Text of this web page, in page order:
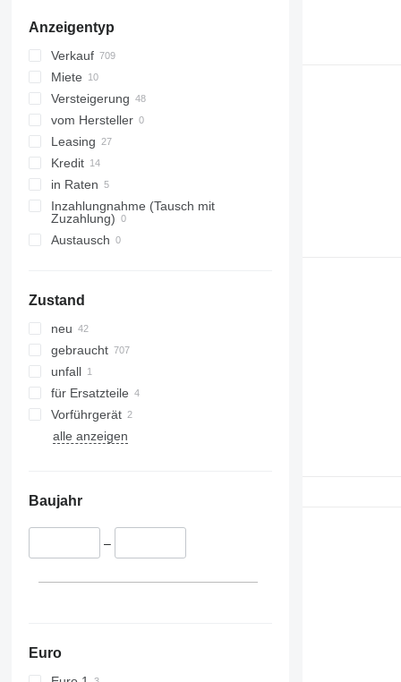
Anzeigentyp
Verkauf
Miete
Versteigerung
vom Hersteller
Leasing
Kredit
in Raten
Inzahlungnahme (Tausch mit
Zuzahlung)
Austausch
Zustand
neu
gebraucht
unfall
für Ersatzteile
Vorführgerät
alle anzeigen
Baujahr
–
Euro